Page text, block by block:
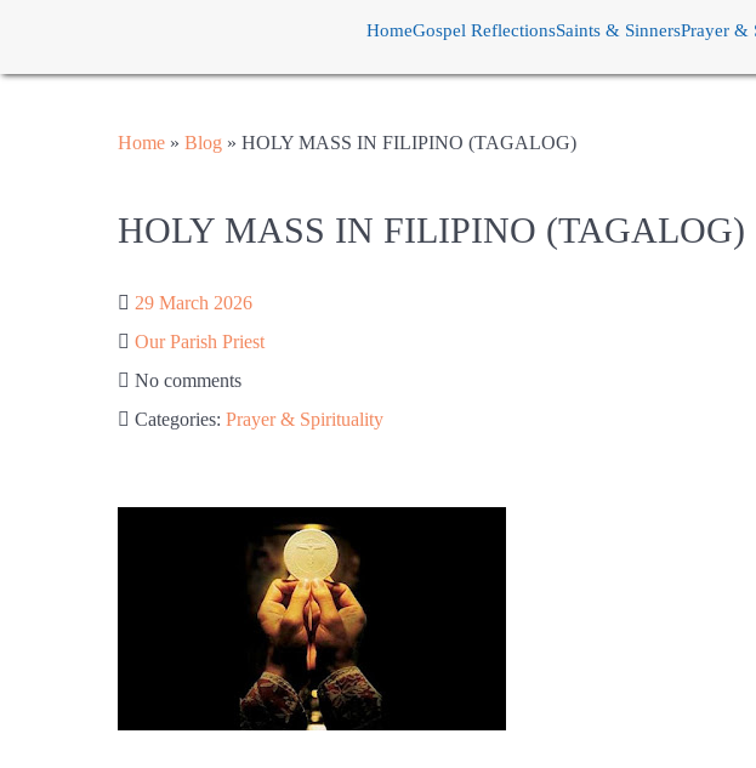
HomeGospel ReflectionsSaints & SinnersPrayer &
Home » Blog » HOLY MASS IN FILIPINO (TAGALOG)
HOLY MASS IN FILIPINO (TAGALOG)
29 March 2026
Our Parish Priest
No comments
Categories: Prayer & Spirituality